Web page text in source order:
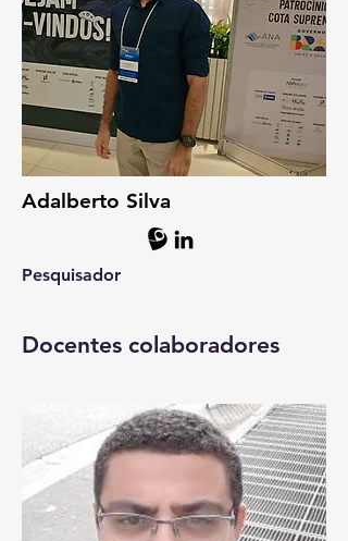
Adalberto Silva
Pesquisador
Docentes colaboradores